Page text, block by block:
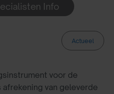
Info
Actueel
voor de
van geleverde